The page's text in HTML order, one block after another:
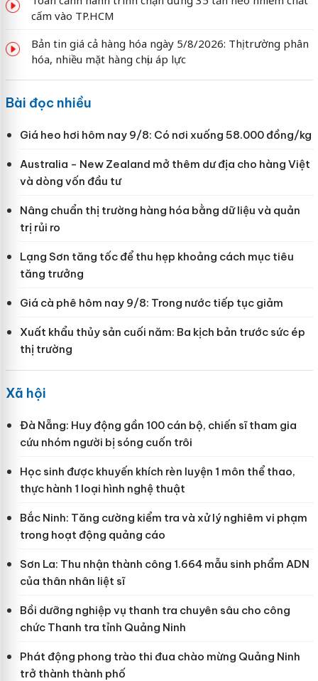
cấm vào TP.HCM
Bản tin giá cả hàng hóa ngày 5/8/2026: Thị trường phân
hóa, nhiều mặt hàng chịu áp lực
Bài đọc nhiều
Giá heo hơi hôm nay 9/8: Có nơi xuống 58.000 đồng/kg
Australia - New Zealand mở thêm dư địa cho hàng Việt
và dòng vốn đầu tư
Nâng chuẩn thị trường hàng hóa bằng dữ liệu và quản
trị rủi ro
Lạng Sơn tăng tốc để thu hẹp khoảng cách mục tiêu
tăng trưởng
Giá cà phê hôm nay 9/8: Trong nước tiếp tục giảm
Xuất khẩu thủy sản cuối năm: Ba kịch bản trước sức ép
thị trường
Xã hội
Đà Nẵng: Huy động gần 100 cán bộ, chiến sĩ tham gia
cứu nhóm người bị sóng cuốn trôi
Học sinh được khuyến khích rèn luyện 1 môn thể thao,
thực hành 1 loại hình nghệ thuật
Bắc Ninh: Tăng cường kiểm tra và xử lý nghiêm vi phạm
trong hoạt động quảng cáo
Sơn La: Thu nhận thành công 1.664 mẫu sinh phẩm ADN
của thân nhân liệt sĩ
Bồi dưỡng nghiệp vụ thanh tra chuyên sâu cho công
chức Thanh tra tỉnh Quảng Ninh
Phát động phong trào thi đua chào mừng Quảng Ninh
trở thành thành phố